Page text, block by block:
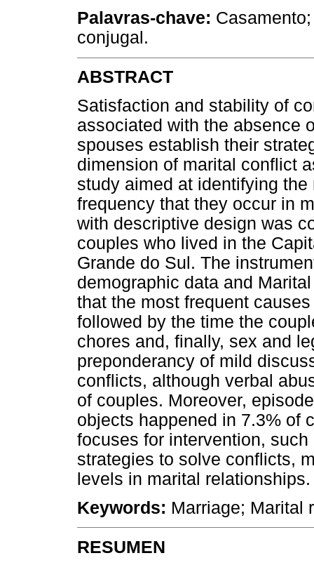
Palavras-chave:
conjugal.
ABSTRACT
Satisfaction and stability of
associated with the absence
spouses establish their
dimension of marital conflict
study aimed at identifying
frequency that they occur in
with descriptive design was
couples who lived in the
Grande do Sul. The
demographic data and
that the most frequent
followed by the time the
chores and, finally, sex and
preponderancy of mild
conflicts, although verbal
of couples. Moreover,
objects happened in 7.3% of
focuses for intervention,
strategies to solve conflicts,
levels in marital relationships.
Keywords: Marriage; Marital
RESUMEN